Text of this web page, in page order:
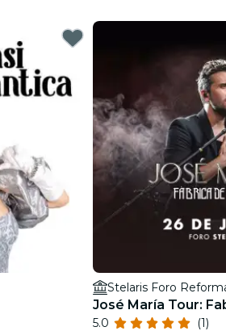
Stelaris Foro
José María Tour:
5.0
(1)